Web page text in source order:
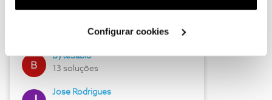
utilização dos cookies clicando em "Configurar
Configurar cookies
17 soluções
ByteSábio
13 soluções
Jose Rodrigues